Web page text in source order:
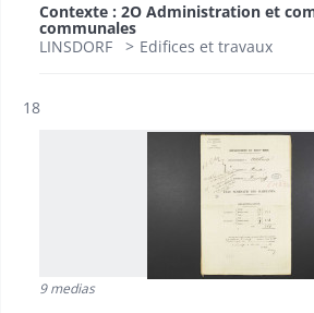
Contexte : 2O Administration et
communales
LINSDORF
Edifices et travaux
Résultat n°
18
9 medias